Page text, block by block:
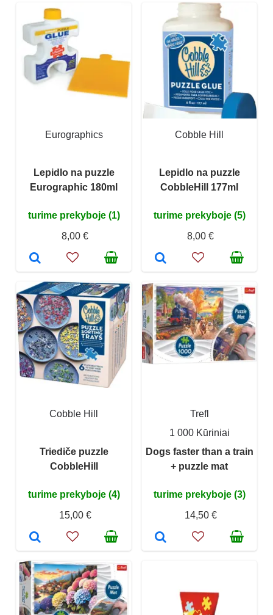
Eurographics
Lepidlo na puzzle
Eurographic 180ml
turime prekyboje (1)
8,00 €
Cobble Hill
Lepidlo na puzzle
CobbleHill 177ml
turime prekyboje (5)
8,00 €
Cobble Hill
Triediče puzzle
CobbleHill
turime prekyboje (4)
15,00 €
Trefl
1 000 Kūriniai
Dogs faster than a train
+ puzzle mat
turime prekyboje (3)
14,50 €